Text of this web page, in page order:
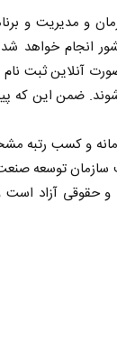
و مدیریت و
انجام خواهد
آنلاین ثبت
ضمن این که
و کسب رتبه
سازمان توسعه
حقوقی آزاد است